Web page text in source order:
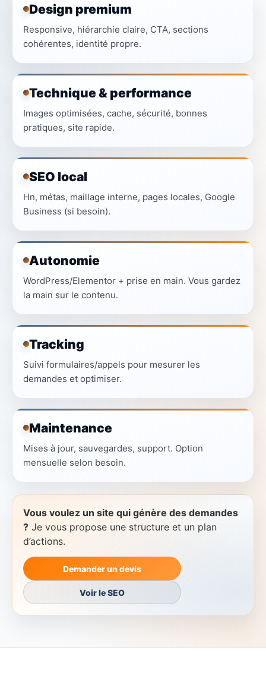
Design premium
Responsive, hiérarchie claire, CTA, sections
cohérentes, identité propre.
Technique & performance
Images optimisées, cache, sécurité, bonnes
pratiques, site rapide.
SEO local
Hn, métas, maillage interne, pages locales, Google
Business (si besoin).
Autonomie
WordPress/Elementor + prise en main. Vous gardez
la main sur le contenu.
Tracking
Suivi formulaires/appels pour mesurer les
demandes et optimiser.
Maintenance
Mises à jour, sauvegardes, support. Option
mensuelle selon besoin.
Vous voulez un site qui génère des demandes
? Je vous propose une structure et un plan
d’actions.
Demander un devis
Voir le SEO